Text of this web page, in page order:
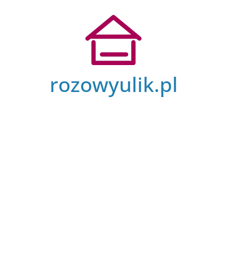
rozowyulik.pl